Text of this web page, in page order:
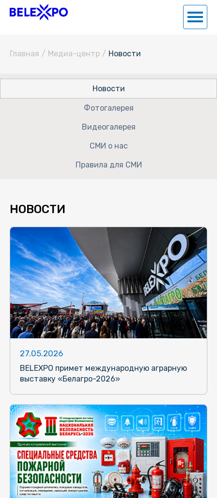
Главная / Медиа-центр / Новости
Новости
Фотогалерея
Видеогалерея
СМИ о нас
Правила для СМИ
НОВОСТИ
27.05.2026
BELEXPO примет международную аграрную
выставку «Белагро-2026»